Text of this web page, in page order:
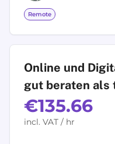
Remote
Online und
gut beraten als
€135.66
incl. VAT / hr